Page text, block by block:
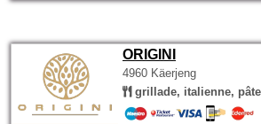
ORIGINI
4960 Käerjeng
grillade, italienne,